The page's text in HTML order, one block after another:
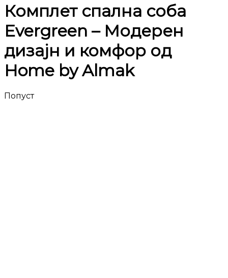
Комплет спална соба
Evergreen – Модерен
дизајн и комфор од
Home by Almak
Попуст